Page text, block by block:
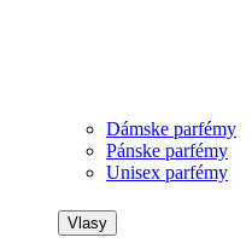
Dámske parfémy
Pánske parfémy
Unisex parfémy
Vlasy